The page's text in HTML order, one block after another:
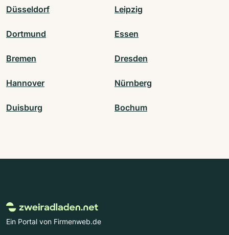
Düsseldorf Leipzig
Dortmund Essen
Bremen Dresden
Hannover Nürnberg
Duisburg Bochum
Ein Portal von Firmenweb.de